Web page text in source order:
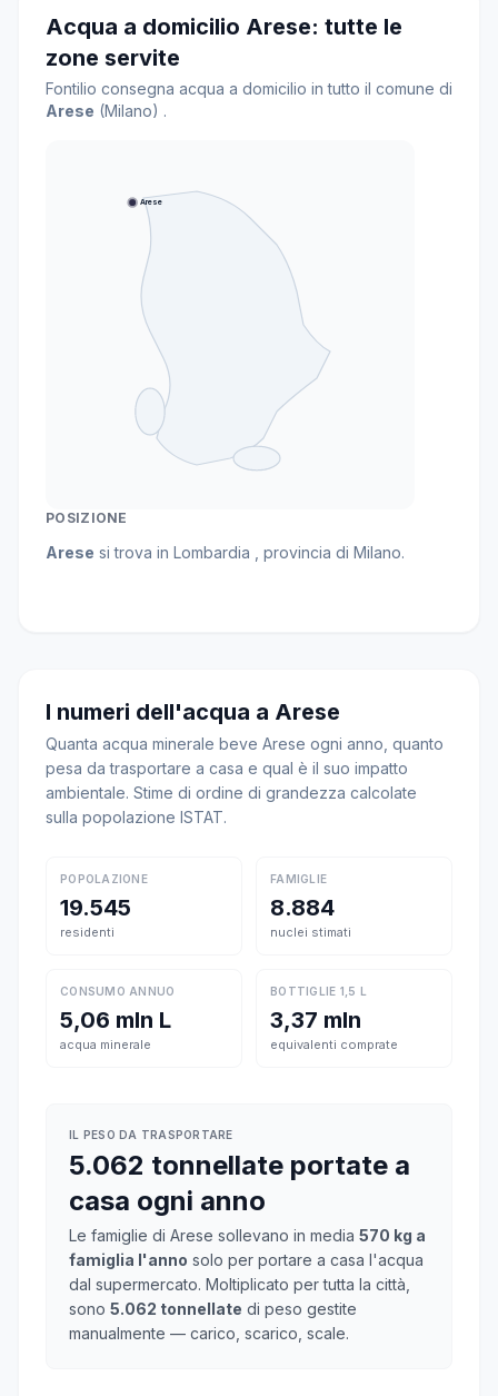
Acqua a domicilio Arese: tutte le
zone servite
Fontilio consegna acqua a domicilio in tutto il comune di
Arese (Milano) .
Arese
POSIZIONE
Arese si trova in Lombardia , provincia di Milano.
I numeri dell'acqua a Arese
Quanta acqua minerale beve Arese ogni anno, quanto
pesa da trasportare a casa e qual è il suo impatto
ambientale. Stime di ordine di grandezza calcolate
sulla popolazione ISTAT.
POPOLAZIONE
19.545
residenti
FAMIGLIE
8.884
nuclei stimati
CONSUMO ANNUO
5,06 mln L
acqua minerale
BOTTIGLIE 1,5 L
3,37 mln
equivalenti comprate
IL PESO DA TRASPORTARE
5.062 tonnellate portate a
casa ogni anno
Le famiglie di Arese sollevano in media 570 kg a
famiglia l'anno solo per portare a casa l'acqua
dal supermercato. Moltiplicato per tutta la città,
sono 5.062 tonnellate di peso gestite
manualmente — carico, scarico, scale.